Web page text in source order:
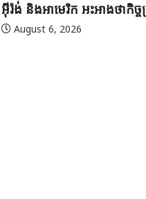
អ៊ីរ៉ង់ និងអាមេរិក អះអាងថាកិ
August 6, 2026